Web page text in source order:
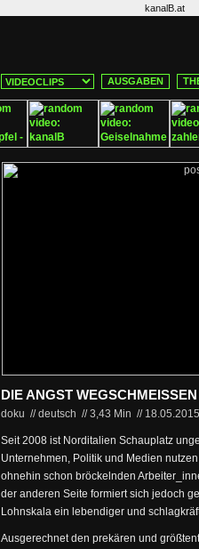
kanalB.at
AUSGABEN
DIE ANGST WEGSCHMEISSEN
doku // deutsch //3,43 Min // 18.05.2015
Seit 2008 ist Norditalien Schauplatz
Unternehmen, Politik und Medien
ohnehin schon bröckelnden
der anderen Seite formiert sich jedoch
Lohnskala ein lebendiger und
Ausgerechnet den prekären und